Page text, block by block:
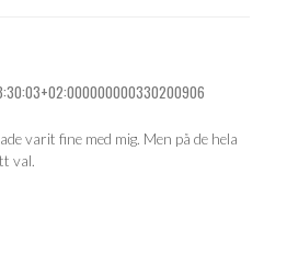
varit fine med mig. Men på de hela
val.